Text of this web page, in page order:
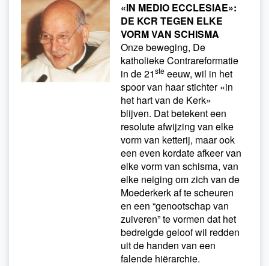
«IN MEDIO ECCLESIAE»:
DE KCR TEGEN ELKE
VORM VAN SCHISMA
Onze beweging, De
katholieke Contrareformatie
in de 21ste eeuw, wil in het
spoor van haar stichter «in
het hart van de Kerk»
blijven. Dat betekent een
resolute afwijzing van elke
vorm van ketterij, maar ook
een even kordate afkeer van
elke vorm van schisma, van
elke neiging om zich van de
Moederkerk af te scheuren
en een “genootschap van
zuiveren” te vormen dat het
bedreigde geloof wil redden
uit de handen van een
falende hiërarchie.